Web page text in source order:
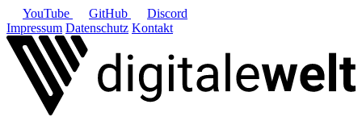
YouTube GitHub
Discord
Impressum Datenschutz Kontakt